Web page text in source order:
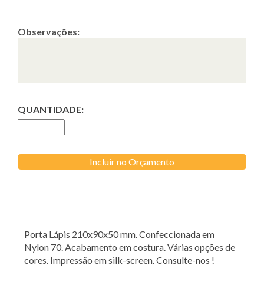
Observações:
QUANTIDADE:
Incluir no Orçamento
Porta Lápis 210x90x50 mm. Confeccionada em
Nylon 70. Acabamento em costura. Várias opções de
cores. Impressão em silk-screen. Consulte-nos !